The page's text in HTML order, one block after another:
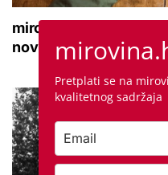
mirovina.hr
novinarku koji će se
Pretplati se na
kvalitetnog sadržaja